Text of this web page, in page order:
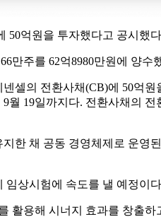
50억원을 투자했다고 공시했
주를 62억8980만원에 양
셀의 전환사채(CB)에 50억
월 19일까지다. 전환사채의
한 채 공동 경영체제로 운영
임상시험에 속도를 낼 예정이
용해 시너지 효과를 창출